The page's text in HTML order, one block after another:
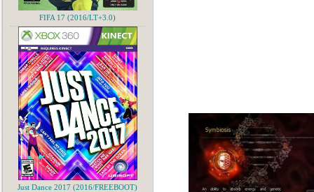
FIFA 17 (2016/LT+3.0)
Just Dance 2017 (2016/FREEBOOT)